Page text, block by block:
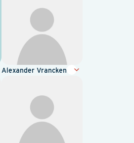
Alexander Vrancken